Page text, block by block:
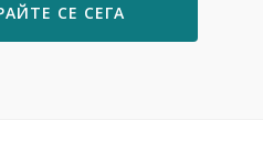
СЕ СЕГА